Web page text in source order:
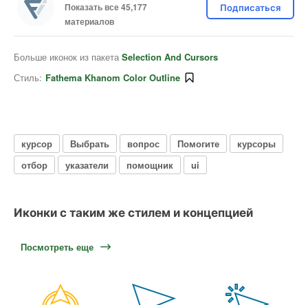
Показать все 45,177
материалов
Подписаться
Больше иконок из пакета Selection And Cursors
Стиль: Fathema Khanom Color Outline
курсор Выбрать вопрос Помогите
курсоры
отбор
указатели помощник ui
Иконки с таким же стилем и концепцией
Посмотреть еще